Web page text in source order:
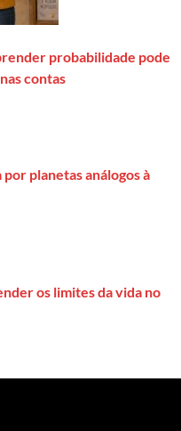
probabilidade pode
contas
planetas análogos à
os limites da vida no